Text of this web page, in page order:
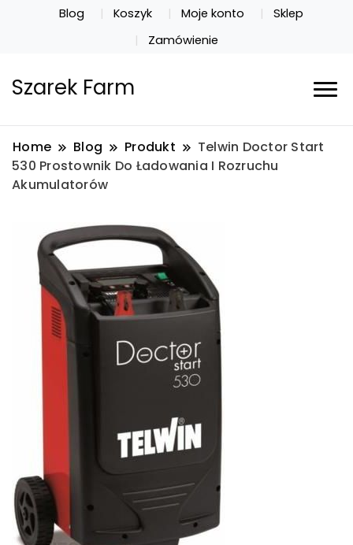
Blog Koszyk Moje konto
Sklep
Zamówienie
Szarek Farm
Home Blog Produkt
Telwin Doctor Start
530 Prostownik Do Ładowania I Rozruchu
Akumulatorów